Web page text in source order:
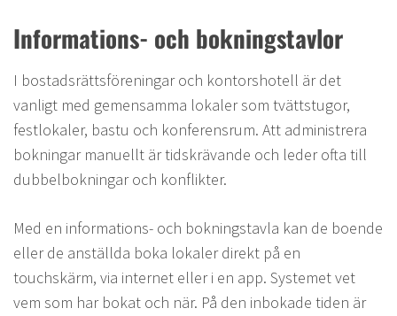
Informations- och bokningstavlor
I bostadsrättsföreningar och kontorshotell är det
vanligt med gemensamma lokaler som tvättstugor,
festlokaler, bastu och konferensrum. Att administrera
bokningar manuellt är tidskrävande och leder ofta till
dubbelbokningar och konflikter.
Med en informations- och bokningstavla kan de boende
eller de anställda boka lokaler direkt på en
touchskärm, via internet eller i en app. Systemet vet
vem som har bokat och när. På den inbokade tiden är